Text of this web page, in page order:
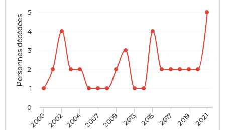
Personnes décédées
2000 20022004 2007 2009 2013 2015 2017 2019 2021
0
1
2
3
4
5